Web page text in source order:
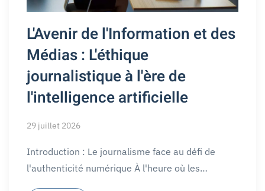
L'Avenir de l'Information et des
Médias : L'éthique
journalistique à l'ère de
l'intelligence artificielle
29 juillet 2026
Introduction : Le journalisme face au défi de
l'authenticité numérique À l'heure où les…